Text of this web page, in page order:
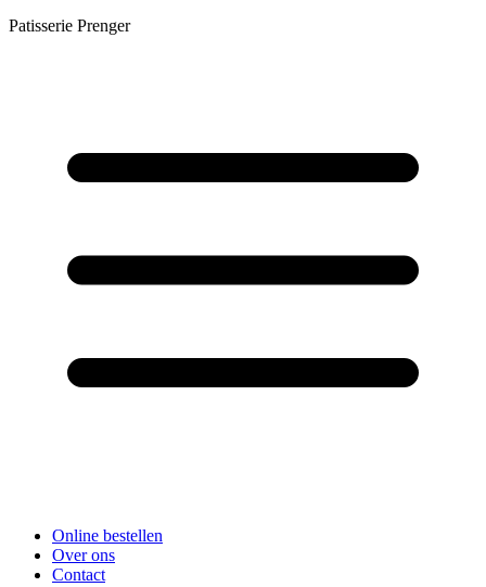
Patisserie Prenger
Online bestellen
Over ons
Contact